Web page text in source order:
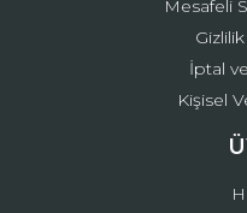
Mesafeli
İptal
Kişisel